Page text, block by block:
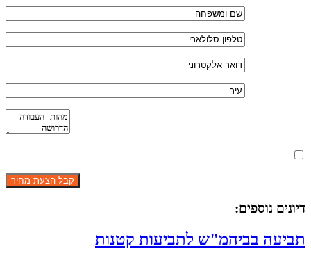
דיונים נוספים:
תביעה בביהמ"ש לתביעות קטנות